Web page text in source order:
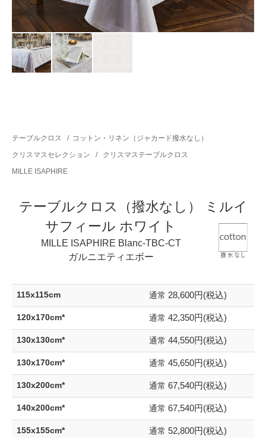
テーブルクロス / コットン・リネン（ジャカード撥水なし）
クリスマスセレクション
/
クリスマステーブルクロス
MILLE ISAPHIRE
テーブルクロス（撥水なし） ミルイ
サフィール ホワイト
MILLE ISAPHIRE Blanc-TBC-CT
ガルニエティエボー
115x115cm 通常 28,600円(税込)
120x170cm* 通常 42,350円(税込)
130x130cm* 通常 44,550円(税込)
130x170cm* 通常 45,650円(税込)
130x200cm* 通常 67,540円(税込)
140x200cm* 通常 67,540円(税込)
155x155cm* 通常 52,800円(税込)